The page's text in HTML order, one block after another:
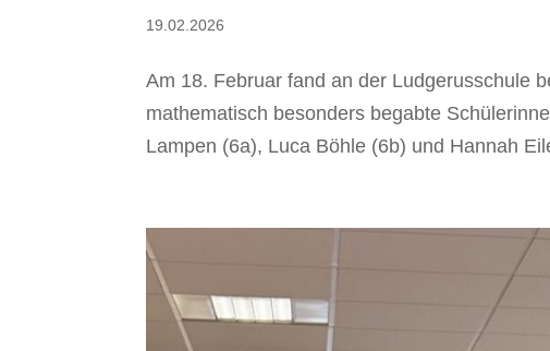
19.02.2026
Am 18. Februar fand an der Ludgerusschule
mathematisch besonders begabte
Lampen (6a), Luca Böhle (6b) und Hannah